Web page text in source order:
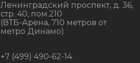
Ленинградский проспект, д. 36,
стр. 40, пом.210
(ВТБ-Арена, 710 метров от
метро Динамо)
+7 (499) 490-62-14